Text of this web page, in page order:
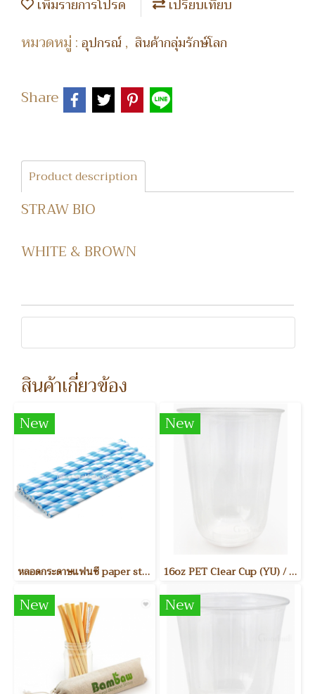
เพิ่มรายการโปรด เปรียบเทียบ
หมวดหมู่ :อุปกรณ์, สินค้ากลุ่มรักษ์โลก
Share
Product description
STRAW BIO
WHITE & BROWN
สินค้าเกี่ยวข้อง
New
หลอดกระดาษแฟนซี paper straw
New
16oz PET Clear Cup (YU) / แก้วพลาสติกใส PET 16 ออนซ์ รุ่น YU ขนาดสินค้า : Dia. 90mm 50ชิ้น/แพค 1,000ชิ้น/ลัง
New New